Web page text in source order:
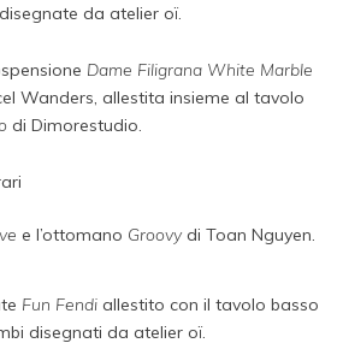
disegnate da atelier oï.
Dame Filigrana White Marble
Wanders, allestita insieme al tavolo
di Dimorestudio.
e l’ottomano Groovydi Toan Nguyen.
Fun Fendi allestito con il tavolo basso
disegnati da atelier oï.